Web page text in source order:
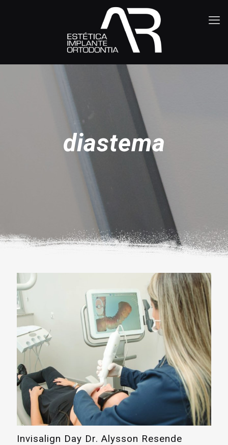
diastema
Invisalign Day Dr. Alysson Resende